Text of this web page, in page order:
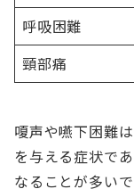
呼吸困難
頸部痛
嗄声や嚥下困難
を与える症状で
なることが多いで